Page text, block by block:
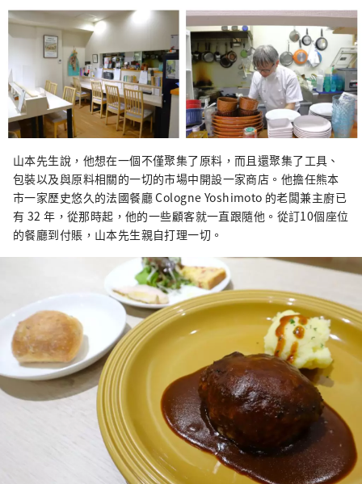
山本先生說，他想在一個不僅聚集了原料，而且還聚集了工具、
包裝以及與原料相關的一切的市場中開設一家商店。他擔任熊本
市一家歷史悠久的法國餐廳 Cologne Yoshimoto 的老闆兼主廚已
有 32 年，從那時起，他的一些顧客就一直跟隨他。從訂10個座位
的餐廳到付賬，山本先生親自打理一切。